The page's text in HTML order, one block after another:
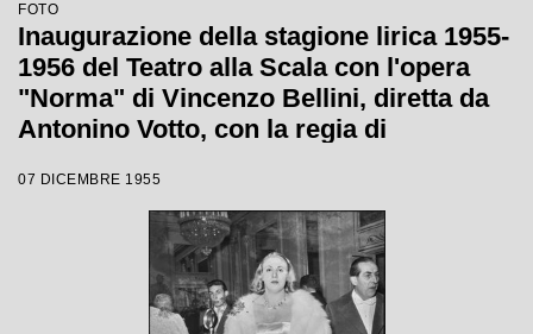
FOTO
Inaugurazione della stagione lirica 1955-
1956 del Teatro alla Scala con l'opera
"Norma" di Vincenzo Bellini, diretta da
Antonino Votto, con la regia di
07 DICEMBRE 1955